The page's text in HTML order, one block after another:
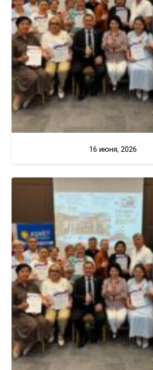
16 июня, 2026